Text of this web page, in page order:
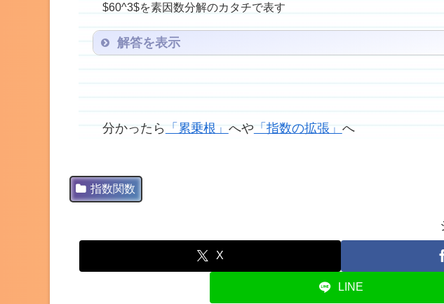
$60^3$を素因数分解のカタチで表す
解答を表示
分かったら 「累乗根」 へや 「指数の拡張」 へ
指数関数
X
LINE